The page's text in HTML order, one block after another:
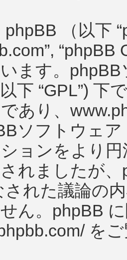
（以下
“phpBB
ます。phpBB
以下 “GPL”)
あり、
ソフトウェ
ョンをより
れましたが
された議論の
ん。phpBB
をご